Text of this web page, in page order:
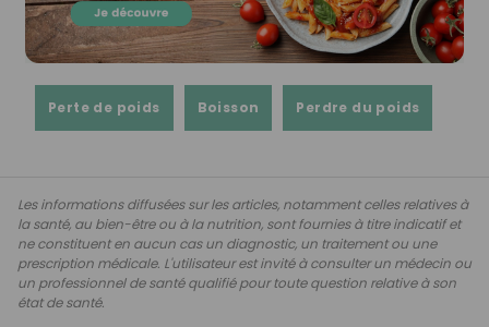
Perte de poids Boisson Perdre du poids
Les informations diffusées sur les articles, notamment celles relatives à
la santé, au bien-être ou à la nutrition, sont fournies à titre indicatif et
ne constituent en aucun cas un diagnostic, un traitement ou une
prescription médicale. L'utilisateur est invité à consulter un médecin ou
un professionnel de santé qualifié pour toute question relative à son
état de santé.